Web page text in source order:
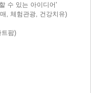
수 있는 아이디어'
체험관광, 건강치유)
트팜)